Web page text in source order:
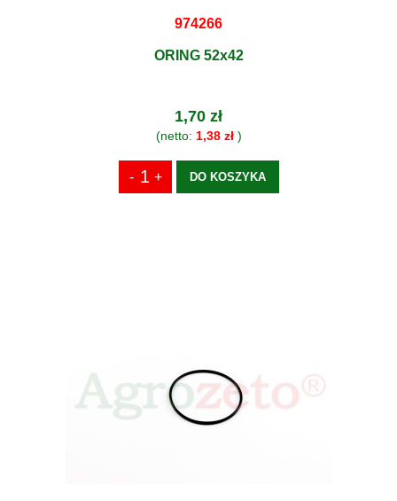
974266
ORING 52x42
1,70 zł
(netto: 1,38 zł)
DO KOSZYKA